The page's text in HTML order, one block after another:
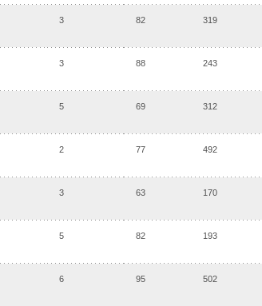
3 82 319
3 88 243
5 69 312
2 77 492
3 63 170
5 82 193
6 95 502